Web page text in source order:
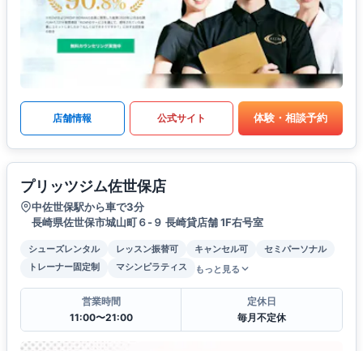
店舗情報 公式サイト 体験・相談予約
プリッツジム佐世保店
中佐世保駅から車で3分
長崎県佐世保市城山町６-９ 長崎貸店舗 1F右号室
シューズレンタル レッスン振替可 キャンセル可
セミパーソナル
トレーナー固定制
マシンピラティス もっと見る
営業時間
11:00〜21:00
定休日
毎月不定休